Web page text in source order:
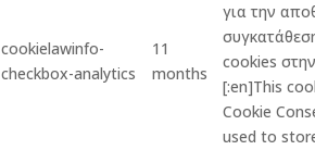
cookielawinfo-
checkbox-analytics
11
months
για την
cookies
[:en]This
Cookie
used to